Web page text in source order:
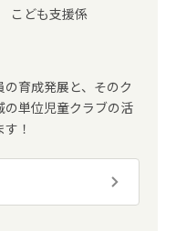
こども支援係
育成発展と、そのク
の単位児童クラブの活
！